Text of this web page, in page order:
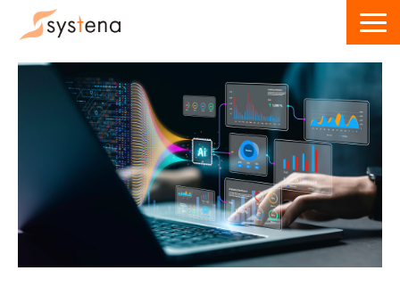
サービス一覧
導入事例
ウェビナー
お役立ち資料・記事
お問い合わせ